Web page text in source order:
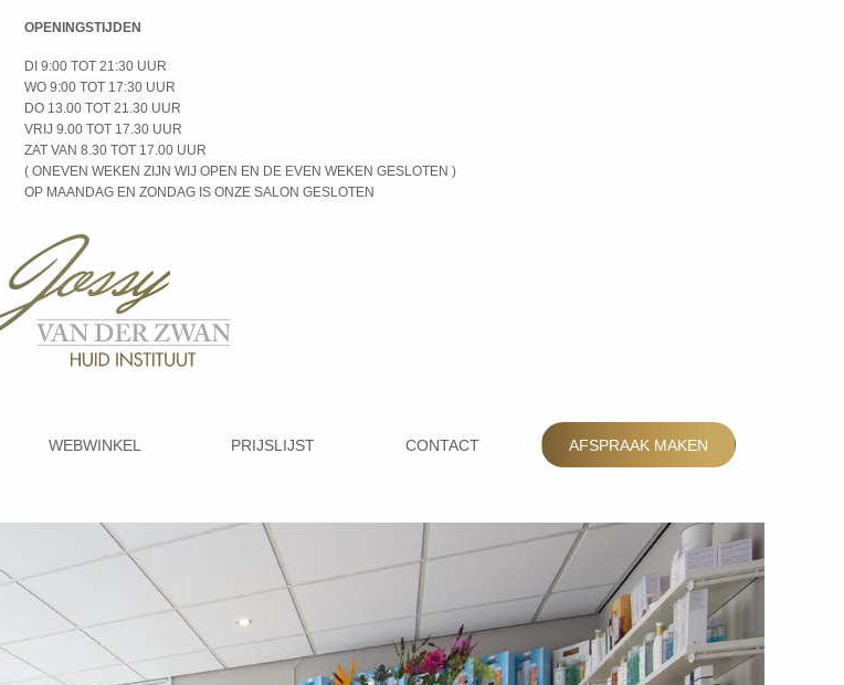
OPENINGSTIJDEN
DI 9:00 TOT 21:30 UUR
WO 9:00 TOT 17:30 UUR
DO 13.00 TOT 21.30 UUR
VRIJ 9.00 TOT 17.30 UUR
ZAT VAN 8.30 TOT 17.00 UUR
( ONEVEN WEKEN ZIJN WIJ OPEN EN DE EVEN WEKEN GESLOTEN )
OP MAANDAG EN ZONDAG IS ONZE SALON GESLOTEN
WEBWINKEL PRIJSLIJST CONTACT AFSPRAAK MAKEN